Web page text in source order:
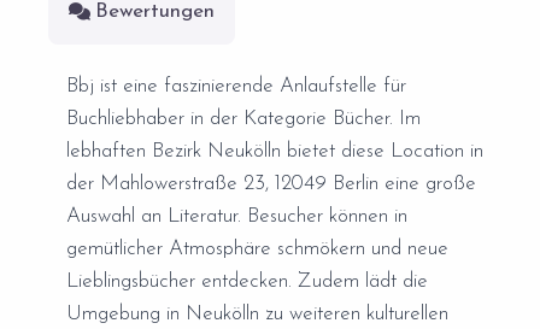
Bewertungen
Bbj ist eine faszinierende Anlaufstelle für
Buchliebhaber in der Kategorie Bücher. Im
lebhaften Bezirk Neukölln bietet diese Location in
der Mahlowerstraße 23, 12049 Berlin eine große
Auswahl an Literatur. Besucher können in
gemütlicher Atmosphäre schmökern und neue
Lieblingsbücher entdecken. Zudem lädt die
Umgebung in Neukölln zu weiteren kulturellen